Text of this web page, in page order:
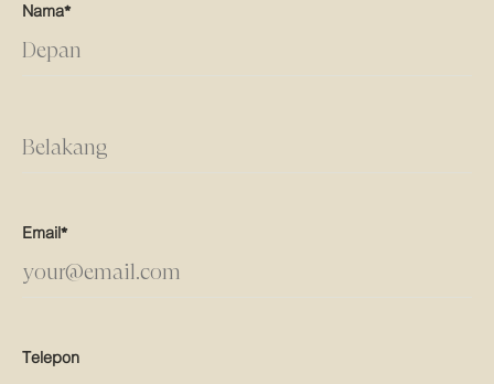
Nama*
Email*
Telepon